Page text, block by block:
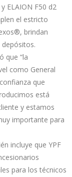
ELAION F50 d2
el estricto
brindan
que “la
como General
que
está
y estamos
importante para
incluye que YPF
para los técnicos